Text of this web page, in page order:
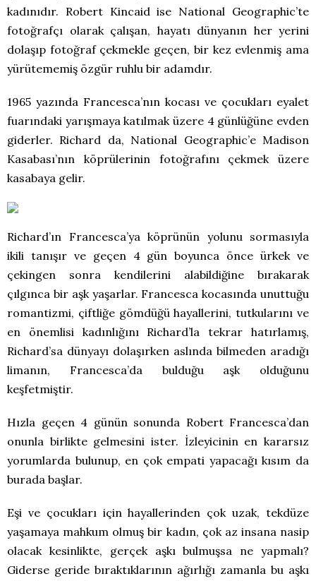
kadınıdır. Robert Kincaid ise National Geographic’te
fotoğrafçı olarak çalışan, hayatı dünyanın her yerini
dolaşıp fotoğraf çekmekle geçen, bir kez evlenmiş ama
yürütememiş özgür ruhlu bir adamdır.
1965 yazında Francesca’nın kocası ve çocukları eyalet
fuarındaki yarışmaya katılmak üzere 4 günlüğüne evden
giderler. Richard da, National Geographic’e Madison
Kasabası’nın köprülerinin fotoğrafını çekmek üzere
kasabaya gelir.
Richard’ın Francesca’ya köprünün yolunu sormasıyla
ikili tanışır ve geçen 4 gün boyunca önce ürkek ve
çekingen sonra kendilerini alabildiğine bırakarak
çılgınca bir aşk yaşarlar. Francesca kocasında unuttuğu
romantizmi, çiftliğe gömdüğü hayallerini, tutkularını ve
en önemlisi kadınlığını Richard’la tekrar hatırlamış,
Richard’sa dünyayı dolaşırken aslında bilmeden aradığı
limanın, Francesca’da bulduğu aşk olduğunu
keşfetmiştir.
Hızla geçen 4 günün sonunda Robert Francesca’dan
onunla birlikte gelmesini ister. İzleyicinin en kararsız
yorumlarda bulunup, en çok empati yapacağı kısım da
burada başlar.
Eşi ve çocukları için hayallerinden çok uzak, tekdüze
yaşamaya mahkum olmuş bir kadın, çok az insana nasip
olacak kesinlikte, gerçek aşkı bulmuşsa ne yapmalı?
Giderse geride bıraktıklarının ağırlığı zamanla bu aşkı